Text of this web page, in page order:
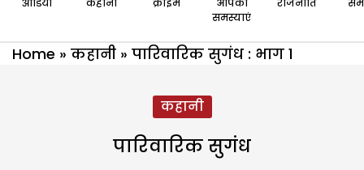
ऑडियो कहानी क्राइम
आपकी
समस्याएं
राजनीति
Home » कहानी » पारिवारिक सुगंध : भाग 1
कहानी
पारिवारिक सुगंध